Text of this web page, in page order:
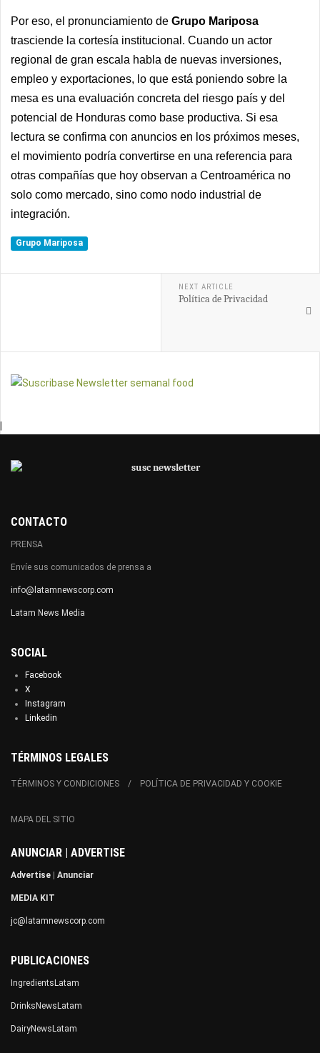
Por eso, el pronunciamiento de Grupo Mariposa
trasciende la cortesía institucional. Cuando un actor
regional de gran escala habla de nuevas inversiones,
empleo y exportaciones, lo que está poniendo sobre la
mesa es una evaluación concreta del riesgo país y del
potencial de Honduras como base productiva. Si esa
lectura se confirma con anuncios en los próximos meses,
el movimiento podría convertirse en una referencia para
otras compañías que hoy observan a Centroamérica no
solo como mercado, sino como nodo industrial de
integración.
Grupo Mariposa
NEXT ARTICLE
Política de Privacidad
CONTACTO
PRENSA
Envíe sus comunicados de prensa a
info@latamnewscorp.com
Latam News Media
SOCIAL
Facebook
X
Instagram
Linkedin
TÉRMINOS LEGALES
TÉRMINOS Y CONDICIONES POLÍTICA DE PRIVACIDAD Y COOKIE
MAPA DEL SITIO
ANUNCIAR | ADVERTISE
Advertise Anunciar
MEDIA KIT
jc@latamnewscorp.com
PUBLICACIONES
IngredientsLatam
DrinksNewsLatam
DairyNewsLatam